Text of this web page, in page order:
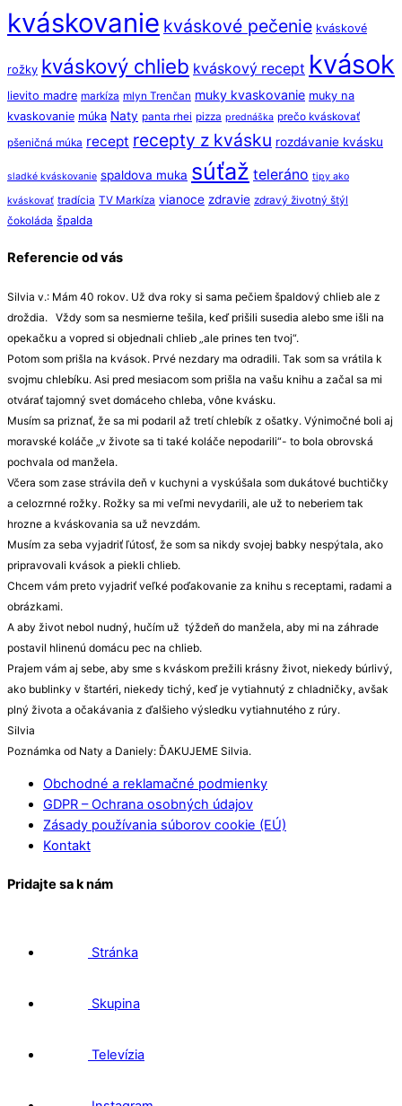
kváskovanie kváskové pečenie kváskové
rožky kváskový chlieb kváskový recept kvások
lievito madre markíza mlyn Trenčan muky kvaskovanie muky na
kvaskovanie múka Naty panta rhei pizza prednáška prečo kváskovať
pšeničná múka recept recepty z kvásku rozdávanie kvásku
sladké kváskovanie spaldova muka súťaž teleráno tipy ako
kváskovať tradícia TV Markíza vianoce zdravie zdravý životný štýl
čokoláda špalda
Referencie od vás
Silvia v.: Mám 40 rokov. Už dva roky si sama pečiem špaldový chlieb ale z
droždia. Vždy som sa nesmierne tešila, keď prišili susedia alebo sme išli na
opekačku a vopred si objednali chlieb „ale prines ten tvoj“.
Potom som prišla na kvások. Prvé nezdary ma odradili. Tak som sa vrátila k
svojmu chlebíku. Asi pred mesiacom som prišla na vašu knihu a začal sa mi
otvárať tajomný svet domáceho chleba, vône kvásku.
Musím sa priznať, že sa mi podaril až tretí chlebík z ošatky. Výnimočné boli aj
moravské koláče „v živote sa ti také koláče nepodarili“- to bola obrovská
pochvala od manžela.
Včera som zase strávila deň v kuchyni a vyskúšala som dukátové buchtičky
a celozrnné rožky. Rožky sa mi veľmi nevydarili, ale už to neberiem tak
hrozne a kváskovania sa už nevzdám.
Musím za seba vyjadriť ľútosť, že som sa nikdy svojej babky nespýtala, ako
pripravovali kvások a piekli chlieb.
Chcem vám preto vyjadriť veľké poďakovanie za knihu s receptami, radami a
obrázkami.
A aby život nebol nudný, hučím už týždeň do manžela, aby mi na záhrade
postavil hlinenú domácu pec na chlieb.
Prajem vám aj sebe, aby sme s kváskom prežili krásny život, niekedy búrlivý,
ako bublinky v štartéri, niekedy tichý, keď je vytiahnutý z chladničky, avšak
plný života a očakávania z ďalšieho výsledku vytiahnutého z rúry.
Silvia
Poznámka od Naty a Daniely: ĎAKUJEME Silvia.
Obchodné a reklamačné podmienky
GDPR – Ochrana osobných údajov
Zásady používania súborov cookie (EÚ)
Kontakt
Pridajte sa k nám
Stránka
Skupina
Televízia